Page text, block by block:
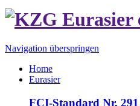
Navigation überspringen
Home
Eurasier
FCI-Standard Nr. 291